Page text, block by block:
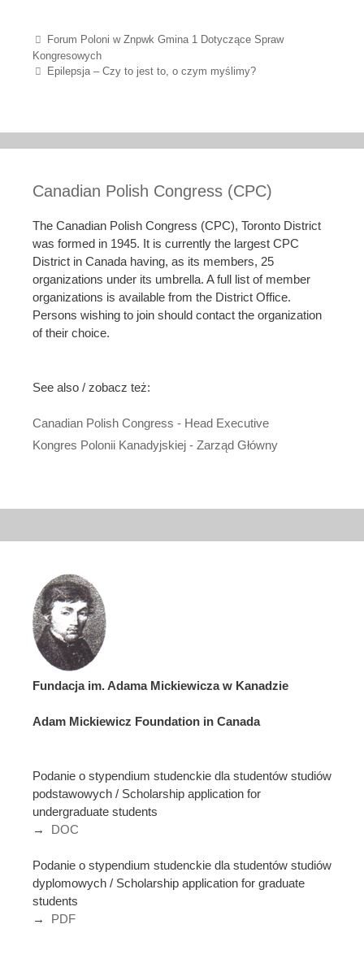
Post navigation
Forum Poloni w Znpwk Gmina 1 Dotyczące Spraw
Kongresowych
Epilepsja – Czy to jest to, o czym myślimy?
Canadian Polish Congress (CPC)
The Canadian Polish Congress (CPC), Toronto District
was formed in 1945. It is currently the largest CPC
District in Canada having, as its members, 25
organizations under its umbrella. A full list of member
organizations is available from the District Office.
Persons wishing to join should contact the organization
of their choice.
See also / zobacz też:
Canadian Polish Congress - Head Executive
Kongres Polonii Kanadyjskiej - Zarząd Główny
Fundacja im. Adama Mickiewicza w Kanadzie
Adam Mickiewicz Foundation in Canada
Podanie o stypendium studenckie dla studentów studiów
podstawowych / Scholarship application for
undergraduate students
→ DOC
Podanie o stypendium studenckie dla studentów studiów
dyplomowych / Scholarship application for graduate
students
→ PDF